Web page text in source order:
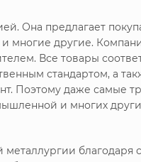
Она предлагает
многие другие.
Все товары
стандартом, а
Поэтому даже самые
и многих